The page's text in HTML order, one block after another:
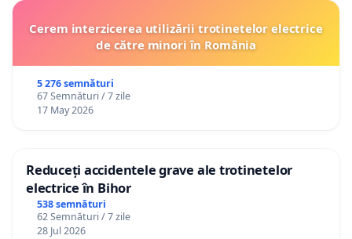
Cerem interzicerea utilizării trotinetelor electrice
de către minori în România
5 276 semnături
67 Semnături / 7 zile
17 May 2026
Reduceți accidentele grave ale trotinetelor
electrice în Bihor
538 semnături
62 Semnături / 7 zile
28 Jul 2026